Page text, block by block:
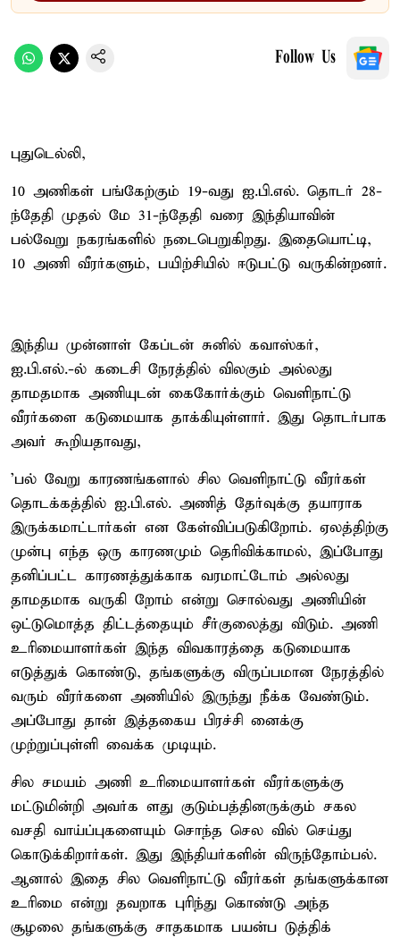
Follow Us
புதுடெல்லி,
10 அணிகள் பங்கேற்கும் 19-வது ஐ.பி.எல். தொடர் 28-
ந்தேதி முதல் மே 31-ந்தேதி வரை இந்தியாவின்
பல்வேறு நகரங்களில் நடைபெறுகிறது. இதையொட்டி,
10 அணி வீரர்களும், பயிற்சியில் ஈடுபட்டு வருகின்றனர்.
இந்திய முன்னாள் கேப்டன் சுனில் கவாஸ்கர்,
ஐ.பி.எல்.-ல் கடைசி நேரத்தில் விலகும் அல்லது
தாமதமாக அணியுடன் கைகோர்க்கும் வெளிநாட்டு
வீரர்களை கடுமையாக தாக்கியுள்ளார். இது தொடர்பாக
அவர் கூறியதாவது,
'பல் வேறு காரணங்களால் சில வெளிநாட்டு வீரர்கள்
தொடக்கத்தில் ஐ.பி.எல். அணித் தேர்வுக்கு தயாராக
இருக்கமாட்டார்கள் என கேள்விப்படுகிறோம். ஏலத்திற்கு
முன்பு எந்த ஒரு காரணமும் தெரிவிக்காமல், இப்போது
தனிப்பட்ட காரணத்துக்காக வரமாட்டோம் அல்லது
தாமதமாக வருகி றோம் என்று சொல்வது அணியின்
ஒட்டுமொத்த திட்டத்தையும் சீர்குலைத்து விடும். அணி
உரிமையாளர்கள் இந்த விவகாரத்தை கடுமையாக
எடுத்துக் கொண்டு, தங்களுக்கு விருப்பமான நேரத்தில்
வரும் வீரர்களை அணியில் இருந்து நீக்க வேண்டும்.
அப்போது தான் இத்தகைய பிரச்சி னைக்கு
முற்றுப்புள்ளி வைக்க முடியும்.
சில சமயம் அணி உரிமையாளர்கள் வீரர்களுக்கு
மட்டுமின்றி அவர்க ளது குடும்பத்தினருக்கும் சகல
வசதி வாய்ப்புகளையும் சொந்த செல வில் செய்து
கொடுக்கிறார்கள். இது இந்தியர்களின் விருந்தோம்பல்.
ஆனால் இதை சில வெளிநாட்டு வீரர்கள் தங்களுக்கான
உரிமை என்று தவறாக புரிந்து கொண்டு அந்த
சூழலை தங்களுக்கு சாதகமாக பயன்ப டுத்திக்